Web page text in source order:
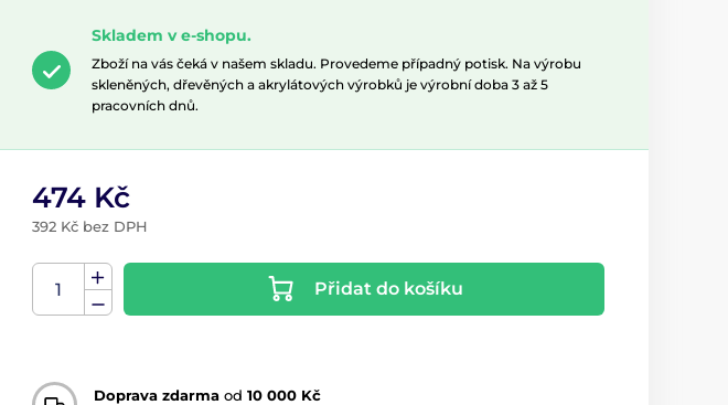
Skladem v e-shopu.
Zboží na vás čeká v našem skladu. Provedeme případný potisk. Na výrobu
skleněných, dřevěných a akrylátových výrobků je výrobní doba 3 až 5
pracovních dnů.
474 Kč
392 Kč bez DPH
Přidat do košíku
Doprava zdarma od 10 000 Kč